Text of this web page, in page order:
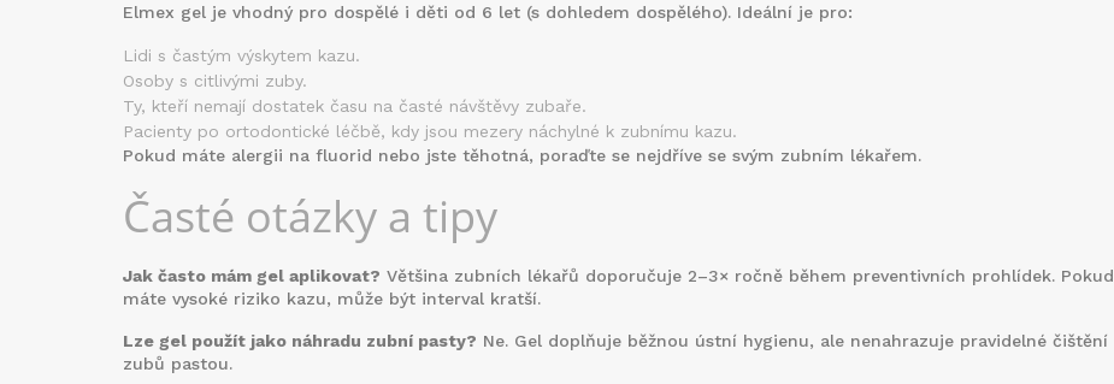
Elmex gel je vhodný pro dospělé i děti od 6 let (s dohledem dospělého). Ideální je pro:
Lidi s častým výskytem kazu.
Osoby s citlivými zuby.
Ty, kteří nemají dostatek času na časté návštěvy zubaře.
Pacienty po ortodontické léčbě, kdy jsou mezery náchylné k zubnímu kazu.
Pokud máte alergii na fluorid nebo jste těhotná, poraďte se nejdříve se svým zubním lékařem.
Časté otázky a tipy
Jak často mám gel aplikovat? Většina zubních lékařů doporučuje 2–3× ročně během preventivních prohlídek. Pokud
máte vysoké riziko kazu, může být interval kratší.
Lze gel použít jako náhradu zubní pasty? Ne. Gel doplňuje běžnou ústní hygienu, ale nenahrazuje pravidelné čištění
zubů pastou.